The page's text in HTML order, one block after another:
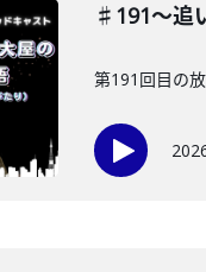
♯191〜追
第191回目の